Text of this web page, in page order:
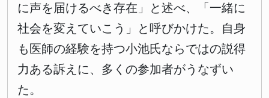
に声を届けるべき存在」と述べ、「一緒に
社会を変えていこう」と呼びかけた。自身
も医師の経験を持つ小池氏ならではの説得
力ある訴えに、多くの参加者がうなずい
た。